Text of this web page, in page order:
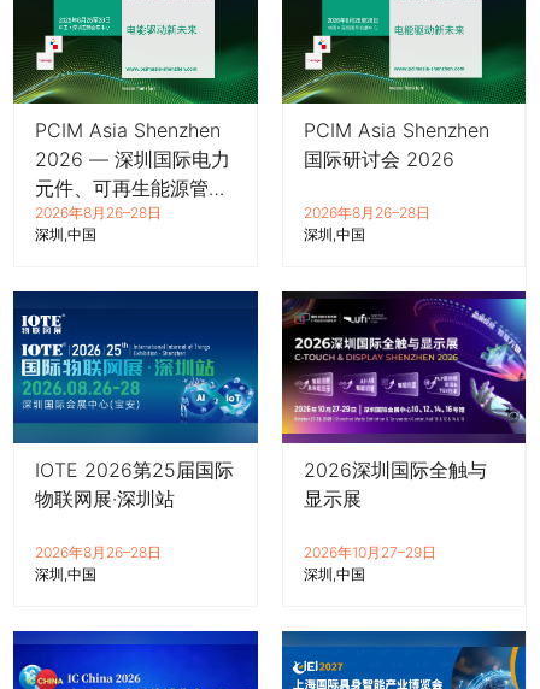
PCIM Asia Shenzhen
2026 — 深圳国际电力
元件、可再生能源管理
展览会暨研讨会
2026年8月26–28日
深圳 中国
PCIM Asia Shenzhen
国际研讨会 2026
2026年8月26–28日
深圳 中国
IOTE 2026第25届国际
物联网展·深圳站
2026年8月26–28日
深圳 中国
2026深圳国际全触与
显示展
2026年10月27–29日
深圳 中国